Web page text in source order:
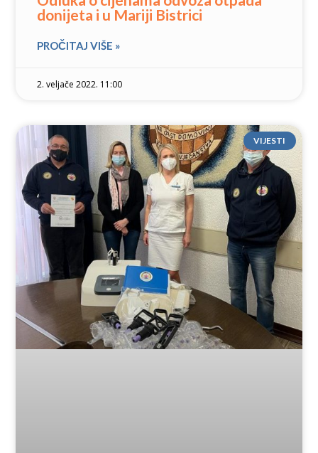
donijeta i u Mariji Bistrici
PROČITAJ VIŠE »
2. veljače 2022. 11:00
VIJESTI